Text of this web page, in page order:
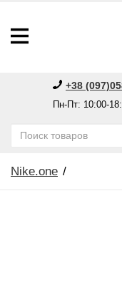
+38
Пн-Пт: 10:00-
Nike.one